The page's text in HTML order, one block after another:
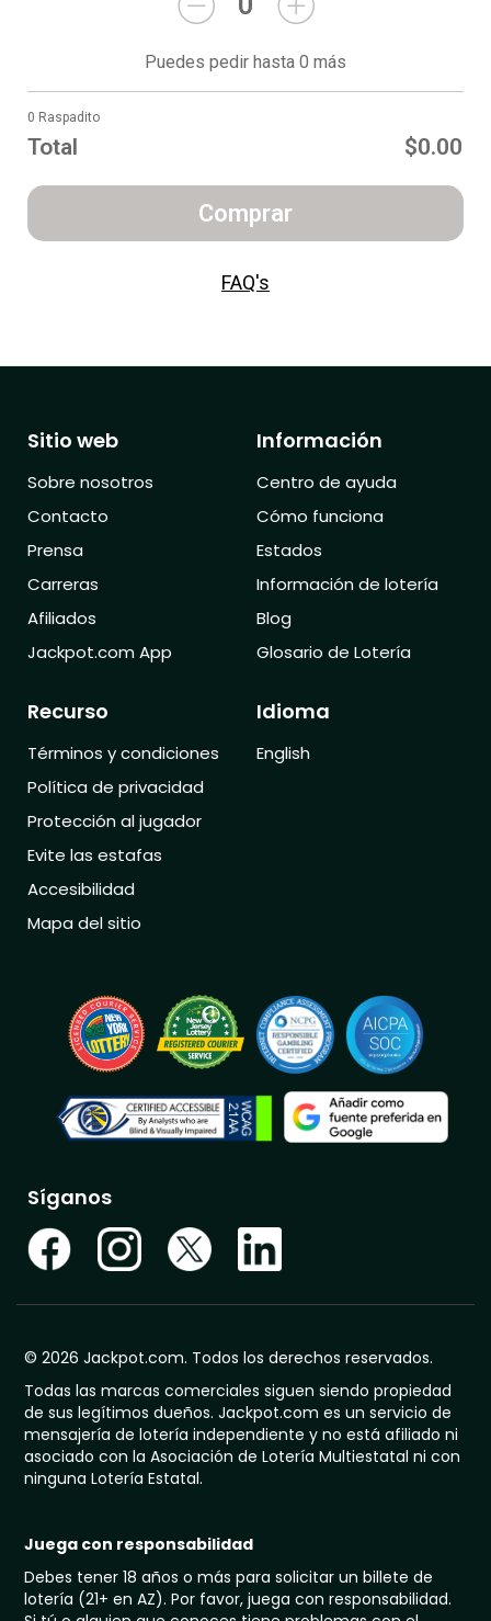
Puedes pedir hasta 0 más
0 Raspadito
Total $0.00
Comprar
FAQ's
Sitio web
Sobre nosotros
Contacto
Prensa
Carreras
Afiliados
Jackpot.com App
Información
Centro de ayuda
Cómo funciona
Estados
Información de lotería
Blog
Glosario de Lotería
Recurso
Términos y condiciones
Política de privacidad
Protección al jugador
Evite las estafas
Accesibilidad
Mapa del sitio
Idioma
English
Síganos
© 2026 Jackpot.com. Todos los derechos reservados.
Todas las marcas comerciales siguen siendo propiedad
de sus legítimos dueños. Jackpot.com es un servicio de
mensajería de lotería independiente y no está afiliado ni
asociado con la Asociación de Lotería Multiestatal ni con
ninguna Lotería Estatal.
Juega con responsabilidad
Debes tener 18 años o más para solicitar un billete de
lotería (21+ en AZ). Por favor, juega con responsabilidad.